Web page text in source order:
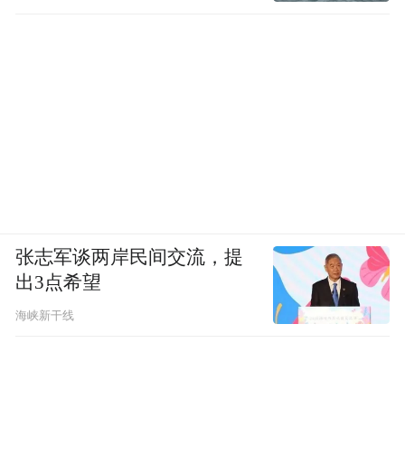
张志军谈两岸民间交流，提
出3点希望
海峡新干线